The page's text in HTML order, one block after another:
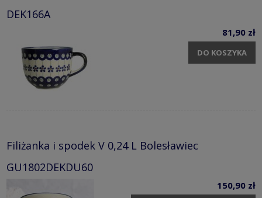
DEK166A
81,90 zł
DO KOSZYKA
Filiżanka i spodek V 0,24 L Bolesławiec
GU1802DEKDU60
150,90 zł